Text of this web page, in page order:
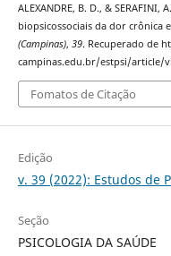
ALEXANDRE, B. D., & SERAFINI,
biopsicossociais da dor crônica
(Campinas), 39. Recuperado de
campinas.edu.br/estpsi/article/
Fomatos de Citação
Edição
v. 39 (2022): Estudos de
Seção
PSICOLOGIA DA SAÚDE